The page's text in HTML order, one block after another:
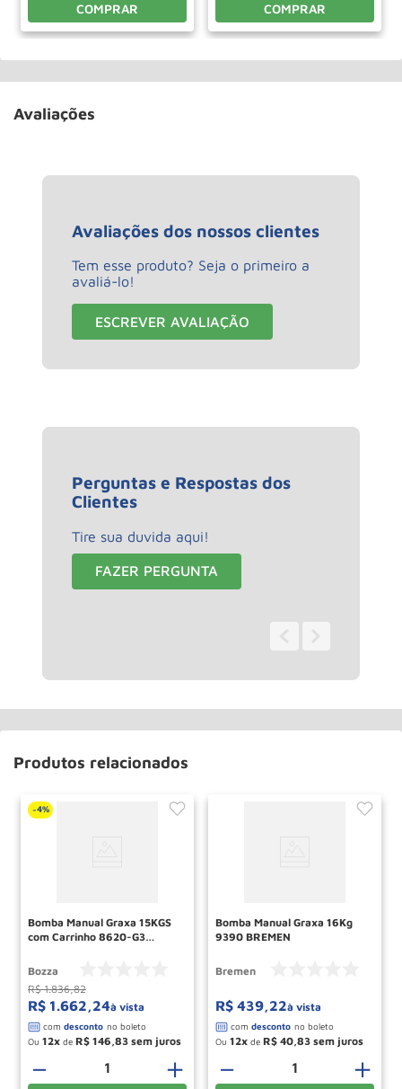
COMPRAR COMPRAR
Avaliações
Avaliações dos nossos clientes
Tem esse produto? Seja o primeiro a
avaliá-lo!
ESCREVER AVALIAÇÃO
Perguntas e Respostas dos
Clientes
Tire sua duvida aqui!
FAZER PERGUNTA
Produtos relacionados
-4%
Bomba Manual Graxa 15KGS
com Carrinho 8620-G3
Bozza
R$ 1.836,82
R$ 1.662,24à vista
Ou 12 de R$ 146 83
＋
－
Bomba Manual Graxa 16Kg
9390 BREMEN
Bremen
R$ 439,22à vista
Ou 12 de R$ 40 83
＋
－